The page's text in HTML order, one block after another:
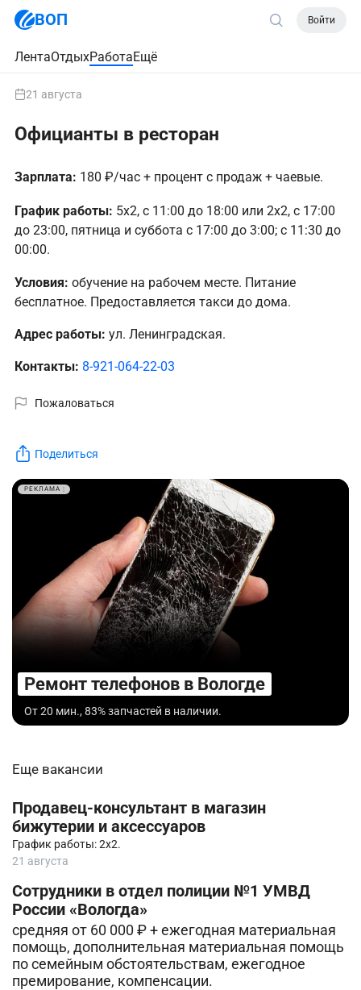
ВОП Войти
ЛентаОтдыхРаботаЕщё
21 августа
Официанты в ресторан
Зарплата: 180 ₽/час + процент с продаж + чаевые.
График работы: 5х2, с 11:00 до 18:00 или 2х2, с 17:00
до 23:00, пятница и суббота с 17:00 до 3:00; с 11:30 до
00:00.
Условия: обучение на рабочем месте. Питание
бесплатное. Предоставляется такси до дома.
Адрес работы: ул. Ленинградская.
Контакты: 8-921-064-22-03
Пожаловаться
Поделиться
РЕКЛАМА
Ремонт телефонов в Вологде
От 20 мин., 83% запчастей в наличии.
Еще вакансии
Продавец-консультант в магазин
бижутерии и аксессуаров
График работы: 2х2.
21 августа
Сотрудники в отдел полиции №1 УМВД
России «Вологда»
средняя от 60 000 ₽ + ежегодная материальная
помощь, дополнительная материальная помощь
по семейным обстоятельствам, ежегодное
премирование, компенсации.